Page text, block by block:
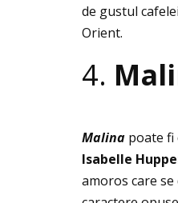
de gustul
Orient.
4.
Malina poate fi
Isabelle
amoros care